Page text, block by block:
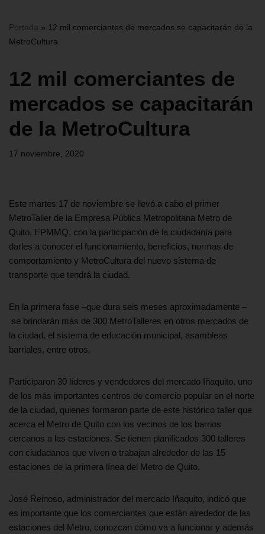
Portada » 12 mil comerciantes de mercados se capacitarán de la
MetroCultura
12 mil comerciantes de
mercados se capacitarán
de la MetroCultura
17 noviembre, 2020
Este martes 17 de noviembre se llevó a cabo el primer
MetroTaller de la Empresa Pública Metropolitana Metro de
Quito, EPMMQ, con la participación de la ciudadanía para
darles a conocer el funcionamiento, beneficios, normas de
comportamiento y MetroCultura del nuevo sistema de
transporte que tendrá la ciudad.
En la primera fase –que dura seis meses aproximadamente –
se brindarán más de 300 MetroTalleres en otros mercados de
la ciudad, el sistema de educación municipal, asambleas
barriales, entre otros.
Participaron 30 líderes y vendedores del mercado Iñaquito, uno
de los más importantes centros de comercio popular en el norte
de la ciudad, quienes formaron parte de este histórico taller que
acerca el Metro de Quito con los vecinos de los barrios
cercanos a las estaciones. Se tienen planificados 300 talleres
con ciudadanos que viven o trabajan alrededor de las 15
estaciones de la primera línea del Metro de Quito.
José Reinoso, administrador del mercado Iñaquito, indicó que
es importante que los comerciantes que están alrededor de las
estaciones del Metro, conozcan cómo va a funcionar y además